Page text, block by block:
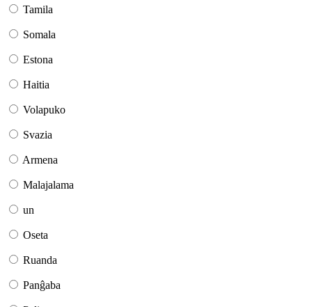
Tamila
Somala
Estona
Haitia
Volapuko
Svazia
Armena
Malajalama
un
Oseta
Ruanda
Panĝaba